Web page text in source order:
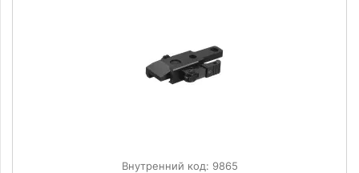
Внутренний код: 9865